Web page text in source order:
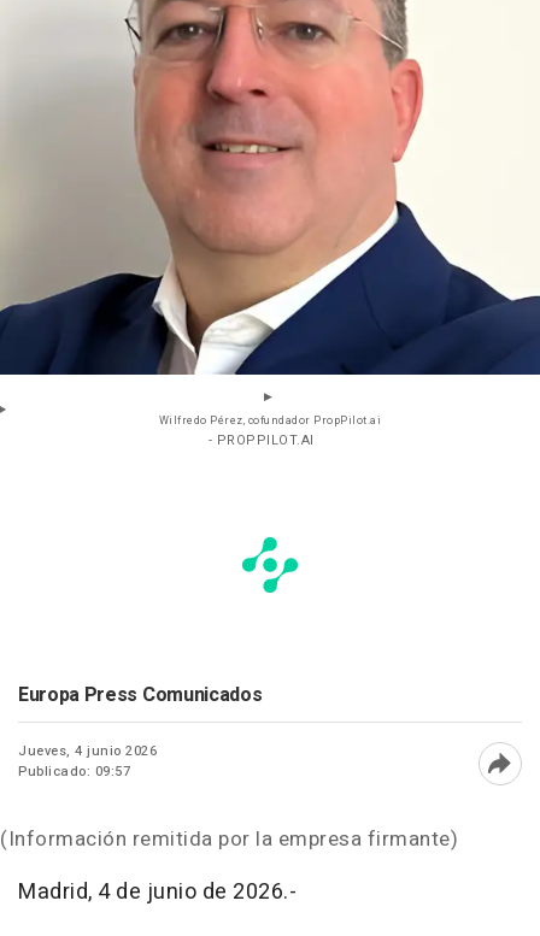
Wilfredo Pérez, cofundador PropPilot.ai
- PROPPILOT.AI
Europa Press Comunicados
Jueves, 4 junio 2026
Publicado: 09:57
(Información remitida por la empresa firmante)
Madrid, 4 de junio de 2026.-